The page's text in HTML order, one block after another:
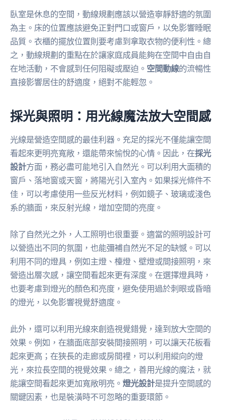
臥室是休息的空間，動線規劃應該以營造寧靜舒適的氛圍
為主。床的位置應該避免正對門口或窗戶，以免影響睡眠
品質。衣櫃的擺放位置則要考慮到拿取衣物的便利性。總
之，動線規劃的重點在於讓家庭成員能夠在空間中自由自
在地活動，不會感到任何阻礙或壓迫。 空間動線的流暢性
直接影響居住的舒適度，絕對不能輕忽。
採光與照明：用光線魔法放大空間感
光線是營造空間感的最佳利器。充足的採光不僅能讓空間
看起來更明亮寬敞，還能帶來愉悅的心情。因此，在採光
設計方面，務必盡可能地引入自然光。可以利用大面積的
窗戶、落地窗或天窗，將陽光引入室內。如果採光條件不
佳，可以考慮使用一些反光材料，例如鏡子、玻璃或淺色
系的牆面，來反射光線，增加空間的亮度。
除了自然光之外，人工照明也很重要。適當的照明設計可
以營造出不同的氛圍，也能彌補自然光不足的缺憾。可以
利用不同的燈具，例如主燈、檯燈、壁燈或間接照明，來
營造出層次感，讓空間看起來更有深度。在選擇燈具時，
也要考慮到燈光的顏色和亮度，避免使用過於刺眼或昏暗
的燈光，以免影響視覺舒適度。
此外，還可以利用光線來創造視覺錯覺，達到放大空間的
效果。例如，在牆面底部安裝間接照明，可以讓天花板看
起來更高；在狹長的走廊或房間裡，可以利用縱向的燈
光，來拉長空間的視覺效果。總之，善用光線的魔法，就
能讓空間看起來更加寬敞明亮。 燈光設計是提升空間感的
關鍵因素，也是裝潢時不可忽略的重要環節。